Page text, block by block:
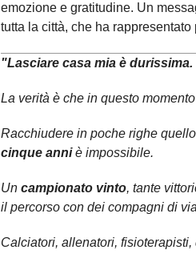
emozione e gratitudine. Un
tutta la città, che ha
"Lasciare casa mia è durissima.
La verità è che in questo
Racchiudere in poche righe
cinque anniè impossibile.
Un campionato vinto, tante
il percorso con dei compagni di
Calciatori, allenatori,